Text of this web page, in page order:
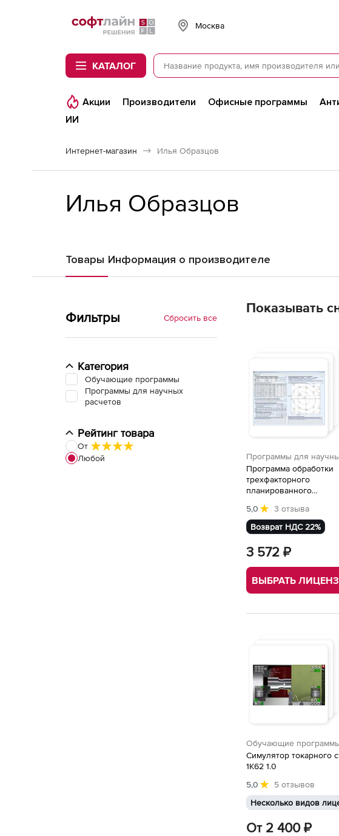
Softline
Москва
КАТАЛОГ
Акции Производители Офисные программы
ИИ
Интернет-магазин Илья Образцов
Илья Образцов
Товары Информация о производителе
Фильтры Сбросить все
Категория
Обучающие программы
Программы для научных
расчетов
Рейтинг товара
От
Любой
Показывать
Программы для
расчетов
Программа обработки
трехфакторного
планированного
5,0
3 отзыва
Возврат НДС 22%
3 572 ₽
ВЫБРАТЬ
Обучающие
Симулятор токарного
1К62 1.0
5,0
5 отзывов
От 2 400 ₽